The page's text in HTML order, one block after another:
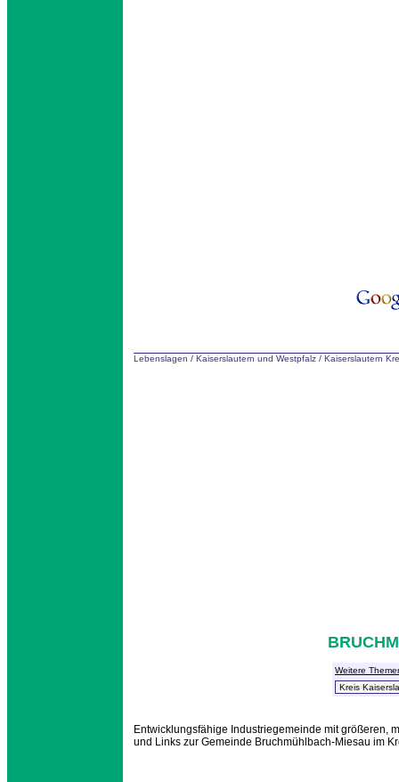
Lebenslagen / Kaiserslautern und Westpfalz / Kaiserslautern
Weitere
Entwicklungsfähige Industriegemeinde mit größeren,
und Links zur Gemeinde Bruchmühlbach-Miesau im